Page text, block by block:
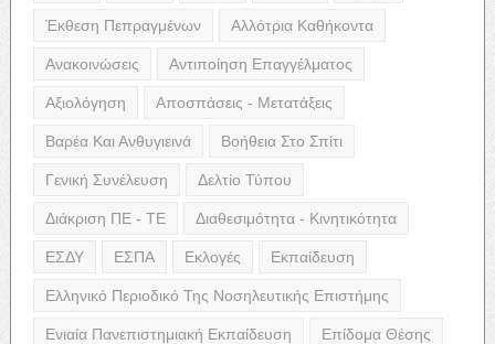
Έκθεση Πεπραγμένων Αλλότρια Καθήκοντα
Ανακοινώσεις Αντιποίηση Επαγγέλματος
Αξιολόγηση Αποσπάσεις - Μετατάξεις
Βαρέα Και Ανθυγιεινά Βοήθεια Στο Σπίτι
Γενική Συνέλευση Δελτίο Τύπου
Διάκριση ΠΕ - ΤΕ Διαθεσιμότητα - Κινητικότητα
ΕΣΔΥ ΕΣΠΑ Εκλογές Εκπαίδευση
Ελληνικό Περιοδικό Της Νοσηλευτικής Επιστήμης
Ενιαία Πανεπιστημιακή Εκπαίδευση Επίδομα Θέσης